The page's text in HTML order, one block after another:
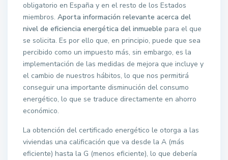
obligatorio en España y en el resto de los Estados
miembros.Aporta información relevante acerca del
nivel de eficiencia energética del inmueble para el que
se solicita. Es por ello que, en principio, puede que sea
percibido como un impuesto más, sin embargo, es la
implementación de las medidas de mejora que incluye y
el cambio de nuestros hábitos, lo que nos permitirá
conseguir una importante disminución del consumo
energético, lo que se traduce directamente en ahorro
económico.
La obtención del certificado energético le otorga a las
viviendas una calificación que va desde la A (más
eficiente) hasta la G (menos eficiente), lo que debería